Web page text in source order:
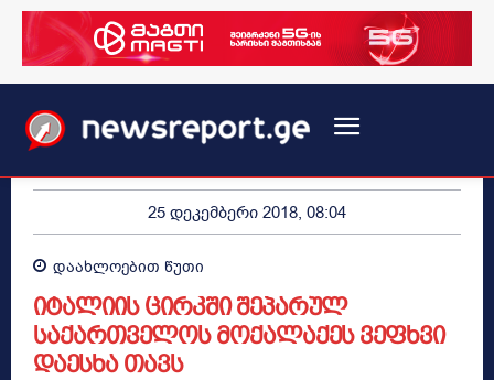
25 დეკემბერი 2018, 08:04
დაახლოებით წუთი
იტალიის ცირკში შეპარულ
საქართველოს მოქალაქეს ვეფხვი
დაესხა თავს